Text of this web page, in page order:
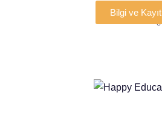
Bilgi ve Kayıt